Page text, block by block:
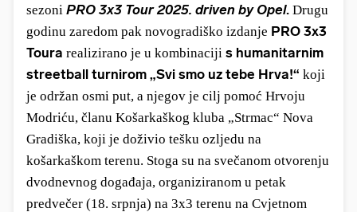
sezoni PRO 3x3 Tour 2025. driven by Opel. Drugu
godinu zaredom pak novogradiško izdanje PRO 3x3
Toura realizirano je u kombinaciji s humanitarnim
streetball turnirom „Svi smo uz tebe Hrva!“ koji
je održan osmi put, a njegov je cilj pomoć Hrvoju
Modriću, članu Košarkaškog kluba „Strmac“ Nova
Gradiška, koji je doživio tešku ozljedu na
košarkaškom terenu. Stoga su na svečanom otvorenju
dvodnevnog događaja, organiziranom u petak
predvečer (18. srpnja) na 3x3 terenu na Cvjetnom